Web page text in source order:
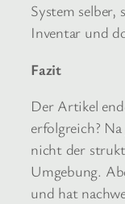
System selber,
Inventar und
Fazit
Der Artikel
erfolgreich?
nicht der
Umgebung.
und hat